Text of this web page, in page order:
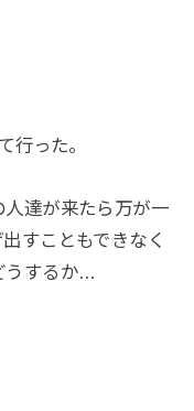
行った。
達が来たら万が一
すこともできなく
うするか…